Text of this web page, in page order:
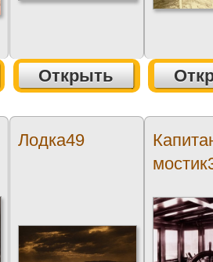
Открыть
Лодка49